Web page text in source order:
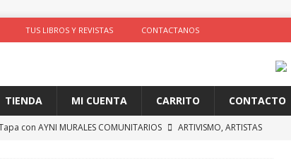
TUS LIBROS Y REVISTAS CONTACTANOS
TIENDA MI CUENTA CARRITO CONTACTO
con AYNI MURALES COMUNITARIOS
ARTIVISMO, ARTISTAS